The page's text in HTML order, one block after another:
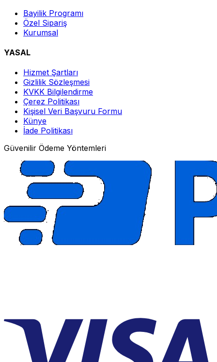
Bayilik Programı
Özel Sipariş
Kurumsal
YASAL
Hizmet Şartları
Gizlilik Sözleşmesi
KVKK Bilgilendirme
Çerez Politikası
Kişisel Veri Başvuru Formu
Künye
İade Politikası
Güvenilir Ödeme Yöntemleri